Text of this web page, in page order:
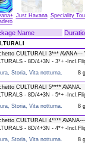
Just Havana Speciality
Name
CULTURALI 3*** AVANA---
- 8D/4+3N - 3*+ -
Storia, Vita notturna.
8
CULTURALI 5**** AVANA.
- 8D/4+3N - 5*+ -
Storia, Vita notturna.
8
CULTURALI 4****
- 8D/4+3N - 4*+ -
Storia, Vita notturna.
8